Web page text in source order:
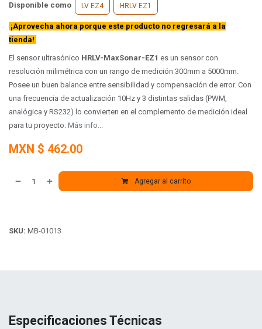
Disponible como LV EZ4 HRLV EZ1
¡Aprovecha ahora porque este producto no regresará a la
tienda!
El sensor ultrasónico HRLV-MaxSonar-EZ1 es un sensor con
resolución milimétrica con un rango de medición 300mm a 5000mm.
Posee un buen balance entre sensibilidad y compensación de error. Con
una frecuencia de actualización 10Hz y 3 distintas salidas (PWM,
analógica y RS232) lo convierten en el complemento de medición ideal
para tu proyecto. Más info...
MXN $ 462.00
Agregar al carrito
SKU: MB-01013
Especificaciones Técnicas